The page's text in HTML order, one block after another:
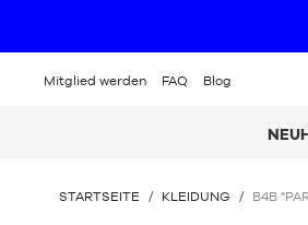
Mitglied werden FAQ Blog
SIE
STARTSEITE / KLEIDUNG / B4B